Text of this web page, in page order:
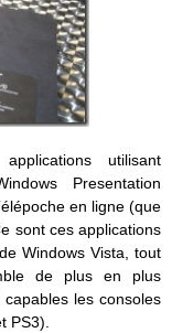
utilisant
Presentation
en ligne (que
sont ces applications
Windows Vista, tout
de plus en plus
les consoles
PS3).